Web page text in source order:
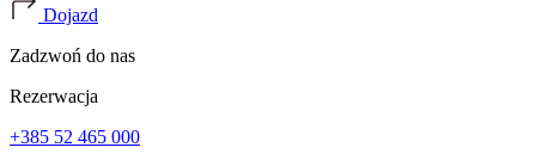
Dojazd
Zadzwoń do nas
Rezerwacja
+385 52 465 000